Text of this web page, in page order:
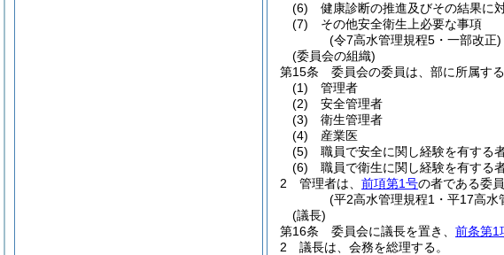
(6)
健康診断の推進及びその結果に
(7)
その他安全衛生上必要な事項
(令7高水管理規程5・一部改正)
(委員会の組織)
第15条
委員会の委員は、部に所属す
(1)
管理者
(2)
安全管理者
(3)
衛生管理者
(4)
産業医
(5)
職員で安全に関し経験を有する
(6)
職員で衛生に関し経験を有する
2
管理者は、 前項第1号の者である委
(平2高水管理規程1・平17高
(議長)
第16条
委員会に議長を置き、 前条第1
2
議長は、会務を総理する。